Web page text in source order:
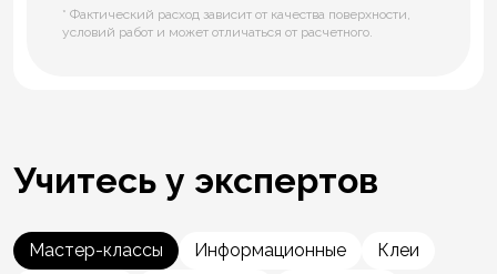
* Фактический расход зависит от качества поверхности,
условий работ и может отличаться от расчетного.
Учитесь у экспертов
Мастер-классы Информационные Клеи